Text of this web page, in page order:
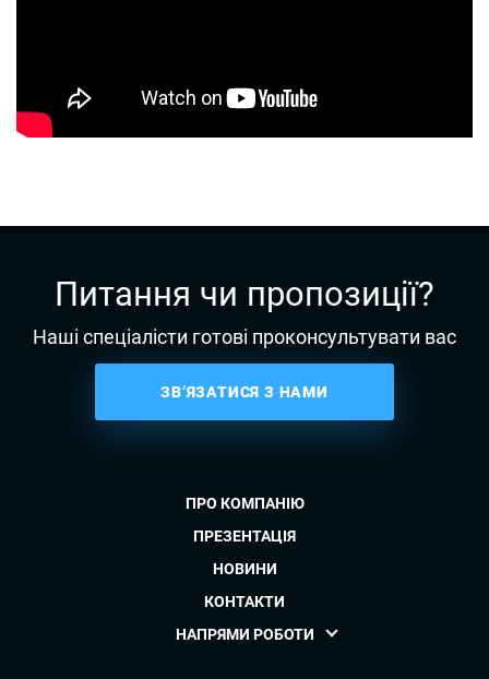
Питання чи пропозиції?
Наші спеціалісти готові проконсультувати вас
ЗВ’ЯЗАТИСЯ З НАМИ
НАПРЯМИ РОБОТИ
ПРО КОМПАНІЮ
ПРЕЗЕНТАЦІЯ
НОВИНИ
КОНТАКТИ